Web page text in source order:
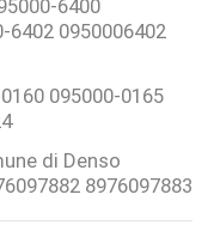
6400
0950006402
095000-0165
di Denso
8976097883